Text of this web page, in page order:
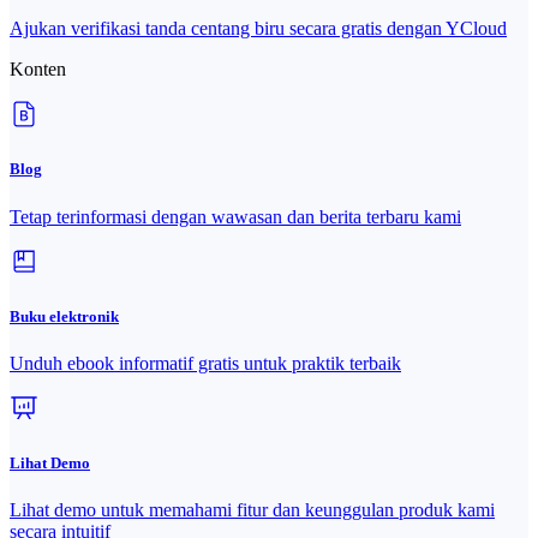
Ajukan verifikasi tanda centang biru secara gratis dengan YCloud
Konten
Blog
Tetap terinformasi dengan wawasan dan berita terbaru kami
Buku elektronik
Unduh ebook informatif gratis untuk praktik terbaik
Lihat Demo
Lihat demo untuk memahami fitur dan keunggulan produk kami
secara intuitif